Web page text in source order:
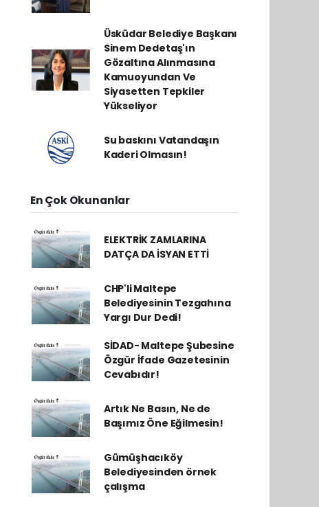
Üsküdar Belediye Başkanı
Sinem Dedetaş'ın
Gözaltına Alınmasına
Kamuoyundan Ve
Siyasetten Tepkiler
Yükseliyor
Su baskını Vatandaşın
Kaderi Olmasın!
En Çok Okunanlar
ELEKTRİK ZAMLARINA
DATÇA DA İSYAN ETTİ
CHP'li Maltepe
Belediyesinin Tezgahına
Yargı Dur Dedi!
SİDAD- Maltepe Şubesine
Özgür İfade Gazetesinin
Cevabıdır!
Artık Ne Basın, Ne de
Başımız Öne Eğilmesin!
Gümüşhacıköy
Belediyesinden örnek
çalışma